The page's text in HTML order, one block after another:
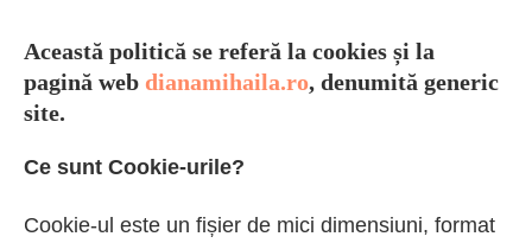
Această politică se referă la cookies și la
pagină web dianamihaila.ro, denumită generic
site.
Ce sunt Cookie-urile?
Cookie-ul este un fișier de mici dimensiuni, format